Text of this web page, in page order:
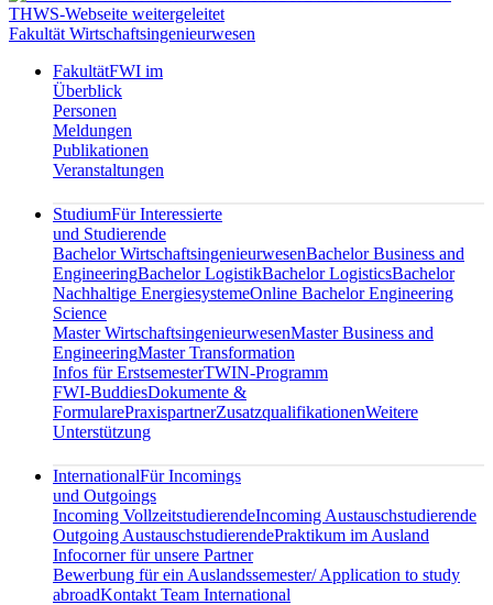
Fakultät Wirtschaftsingenieurwesen
FakultätFWI im
Überblick
Personen
Meldungen
Publikationen
Veranstaltungen
StudiumFür Interessierte
und Studierende
Bachelor WirtschaftsingenieurwesenBachelor Business and
EngineeringBachelor LogistikBachelor LogisticsBachelor
Nachhaltige EnergiesystemeOnline Bachelor Engineering
Science
Master WirtschaftsingenieurwesenMaster Business and
EngineeringMaster Transformation
Infos für ErstsemesterTWIN-Programm
FWI-BuddiesDokumente &
FormularePraxispartnerZusatzqualifikationenWeitere
Unterstützung
InternationalFür Incomings
und Outgoings
Incoming VollzeitstudierendeIncoming Austauschstudierende
Outgoing AustauschstudierendePraktikum im Ausland
Infocorner für unsere Partner
Bewerbung für ein Auslandssemester/ Application to study
abroadKontakt Team International